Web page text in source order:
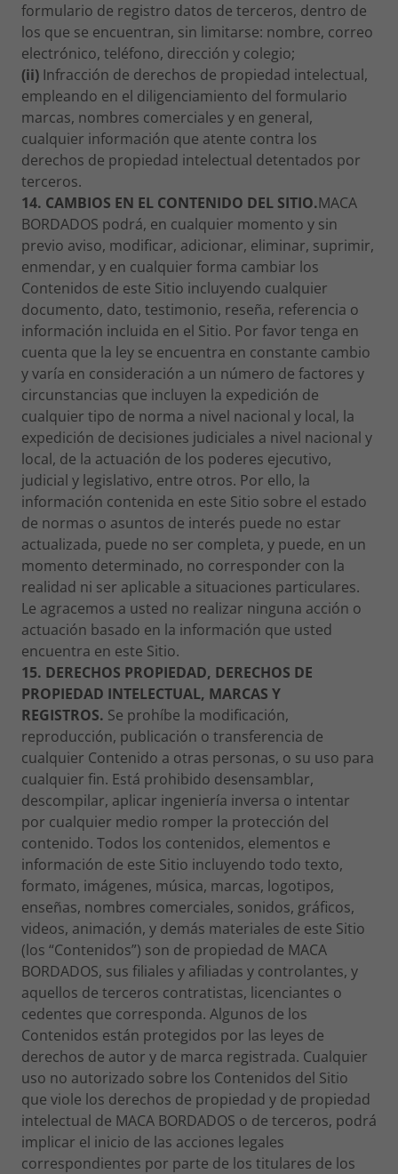
formulario de registro datos de terceros, dentro de
los que se encuentran, sin limitarse: nombre, correo
electrónico, teléfono, dirección y colegio;
(ii) Infracción de derechos de propiedad intelectual,
empleando en el diligenciamiento del formulario
marcas, nombres comerciales y en general,
cualquier información que atente contra los
derechos de propiedad intelectual detentados por
terceros.
14. CAMBIOS EN EL CONTENIDO DEL SITIO.MACA
BORDADOS podrá, en cualquier momento y sin
previo aviso, modificar, adicionar, eliminar, suprimir,
enmendar, y en cualquier forma cambiar los
Contenidos de este Sitio incluyendo cualquier
documento, dato, testimonio, reseña, referencia o
información incluida en el Sitio. Por favor tenga en
cuenta que la ley se encuentra en constante cambio
y varía en consideración a un número de factores y
circunstancias que incluyen la expedición de
cualquier tipo de norma a nivel nacional y local, la
expedición de decisiones judiciales a nivel nacional y
local, de la actuación de los poderes ejecutivo,
judicial y legislativo, entre otros. Por ello, la
información contenida en este Sitio sobre el estado
de normas o asuntos de interés puede no estar
actualizada, puede no ser completa, y puede, en un
momento determinado, no corresponder con la
realidad ni ser aplicable a situaciones particulares.
Le agracemos a usted no realizar ninguna acción o
actuación basado en la información que usted
encuentra en este Sitio.
15. DERECHOS PROPIEDAD, DERECHOS DE
PROPIEDAD INTELECTUAL, MARCAS Y
REGISTROS. Se prohíbe la modificación,
reproducción, publicación o transferencia de
cualquier Contenido a otras personas, o su uso para
cualquier fin. Está prohibido desensamblar,
descompilar, aplicar ingeniería inversa o intentar
por cualquier medio romper la protección del
contenido. Todos los contenidos, elementos e
información de este Sitio incluyendo todo texto,
formato, imágenes, música, marcas, logotipos,
enseñas, nombres comerciales, sonidos, gráficos,
videos, animación, y demás materiales de este Sitio
(los “Contenidos”) son de propiedad de MACA
BORDADOS, sus filiales y afiliadas y controlantes, y
aquellos de terceros contratistas, licenciantes o
cedentes que corresponda. Algunos de los
Contenidos están protegidos por las leyes de
derechos de autor y de marca registrada. Cualquier
uso no autorizado sobre los Contenidos del Sitio
que viole los derechos de propiedad y de propiedad
intelectual de MACA BORDADOS o de terceros, podrá
implicar el inicio de las acciones legales
correspondientes por parte de los titulares de los